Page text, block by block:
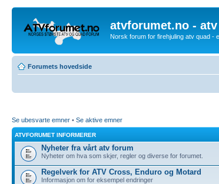
atvforumet.no -
Norsk forum for firehjuling atv quad -
Forumets hovedside
Se ubesvarte emner • Se aktive emner
ATVFORUMET INFORMERER
Nyheter fra vårt atv forum
Nyheter om hva som skjer, regler og diverse for forumet.
Regelverk for ATV Cross, Enduro og Motard
Informasjon om for eksempel endringer